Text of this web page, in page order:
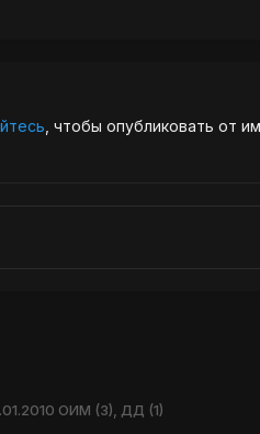
, чтобы опубликовать от
ОИМ (3), ДД (1)